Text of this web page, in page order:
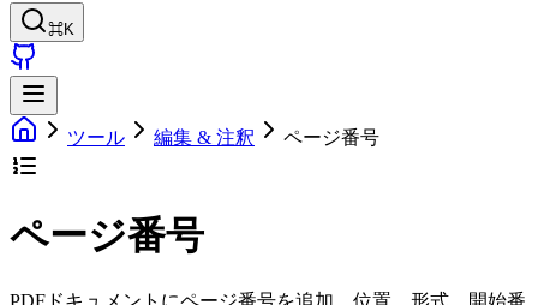
⌘K
ツール 編集 & 注釈 ページ番号
ページ番号
PDFドキュメントにページ番号を追加。位置、形式、開始番